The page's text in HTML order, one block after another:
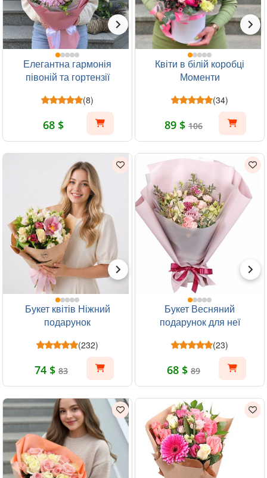
Елегантна гармонія
півоній та гортензії
(8)
68 $
Квіти в білій коробці
Моменти
(34)
89 $ 106
Букет квітів Ніжний
подарунок
(232)
74 $ 83
Букет Весняний
подарунок для неї
(23)
68 $ 89